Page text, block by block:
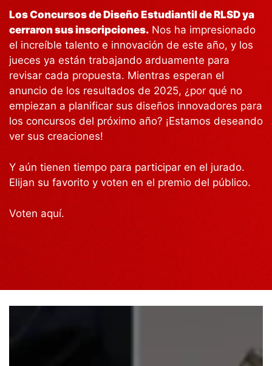
Los Concursos de Diseño Estudiantil de RLSD ya
cerraron sus inscripciones. Nos ha impresionado
el increíble talento e innovación de este año, y los
jueces ya están trabajando arduamente para
revisar cada propuesta. Mientras esperan el
anuncio de los resultados de 2025, ¿por qué no
empiezan a planificar sus diseños innovadores para
los concursos del próximo año? ¡Estamos deseando
ver sus creaciones!
Y aún tienen tiempo para participar en el jurado.
Elijan su favorito y voten en el premio del público.
Voten aquí.